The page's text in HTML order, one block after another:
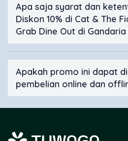
Apa saja syarat dan
Diskon 10% di Cat & The
Grab Dine Out di
Apakah promo ini dapat
pembelian online dan